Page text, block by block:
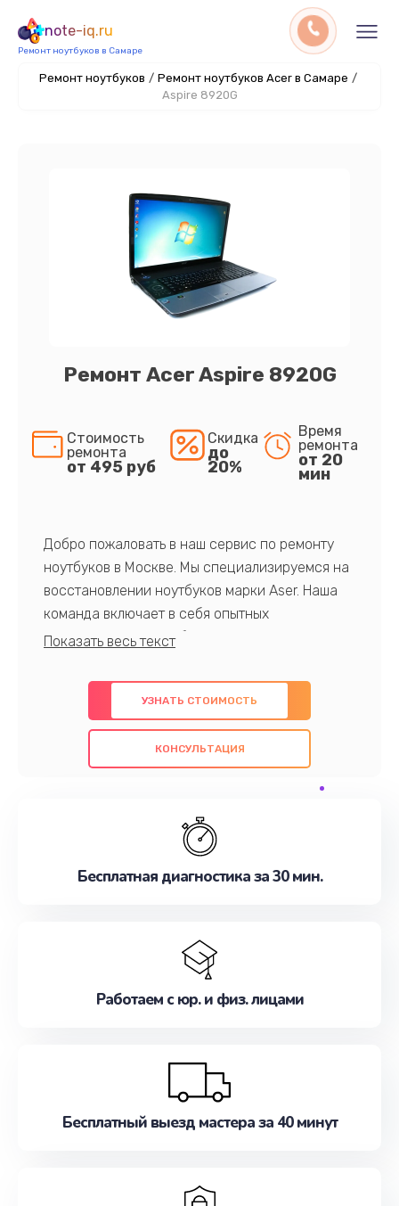
note-iq.ru
Ремонт ноутбуков в Самаре
Ремонт ноутбуков / Ремонт ноутбуков Acer в Самаре /
Aspire 8920G
Ремонт Acer Aspire 8920G
Стоимость
ремонта
от 495 руб
Скидка
до
20%
Время
ремонта
от 20
мин
Добро пожаловать в наш сервис по ремонту
ноутбуков в Москве. Мы специализируемся на
восстановлении ноутбуков марки Aser. Наша
команда включает в себя опытных
профессионалов с обширными знаниями и
предлагаем быстрый и качественный ремонт с
использованием оригинальных компонентов, а
также гарантируем качество всех
проведенных работ. Наша цель - предоставить
наилучшим образом. Не медлите записаться на
УЗНАТЬ СТОИМОСТЬ
КОНСУЛЬТАЦИЯ
Бесплатная диагностика за 30 мин.
Работаем с юр. и физ. лицами
Бесплатный выезд мастера за 40 минут